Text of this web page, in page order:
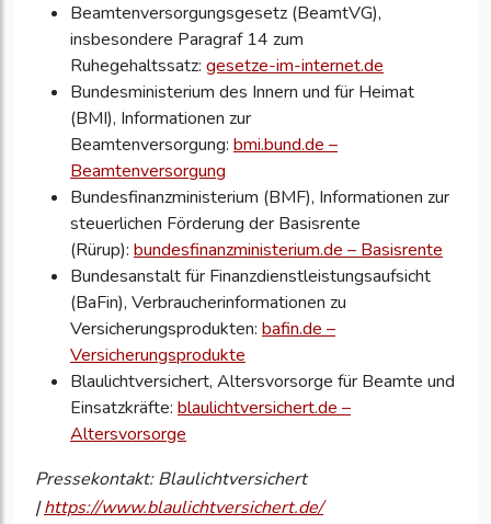
Beamtenversorgungsgesetz (BeamtVG),
insbesondere Paragraf 14 zum
Ruhegehaltssatz: gesetze-im-internet.de
Bundesministerium des Innern und für Heimat
(BMI), Informationen zur
Beamtenversorgung: bmi.bund.de –
Beamtenversorgung
Bundesfinanzministerium (BMF), Informationen zur
steuerlichen Förderung der Basisrente
(Rürup): bundesfinanzministerium.de – Basisrente
Bundesanstalt für Finanzdienstleistungsaufsicht
(BaFin), Verbraucherinformationen zu
Versicherungsprodukten: bafin.de –
Versicherungsprodukte
Blaulichtversichert, Altersvorsorge für Beamte und
Einsatzkräfte: blaulichtversichert.de –
Altersvorsorge
Pressekontakt: Blaulichtversichert
|https://www.blaulichtversichert.de/